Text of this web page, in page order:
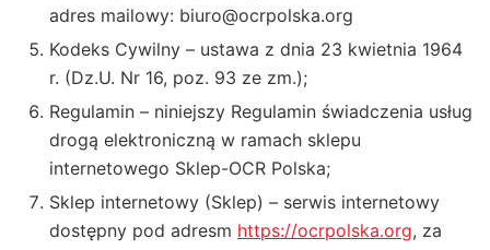
adres mailowy: biuro@ocrpolska.org
Kodeks Cywilny – ustawa z dnia 23 kwietnia 1964
r. (Dz.U. Nr 16, poz. 93 ze zm.);
Regulamin – niniejszy Regulamin świadczenia usług
drogą elektroniczną w ramach sklepu
internetowego Sklep-OCR Polska;
Sklep internetowy (Sklep) – serwis internetowy
dostępny pod adresm https://ocrpolska.org, za